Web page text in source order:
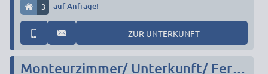
3 auf Anfrage!
ZUR UNTERKUNFT
Monteurzimmer/ Unterkunft/ Ferienwohnung 'Casa Lobi'